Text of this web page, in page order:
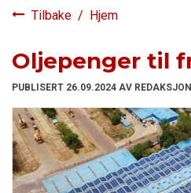
Tilbake / Hjem
Oljepenger til
PUBLISERT 26.09.2024 AV